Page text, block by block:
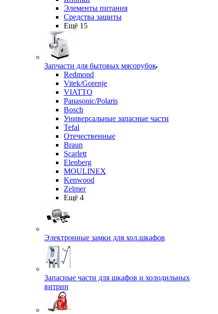
Элементы питания
Средства защиты
Ещё 15
Запчасти для бытовых мясорубок
Redmond
Vitek/Gorenje
VIATTO
Panasonic/Polaris
Bosch
Универсальные запасные части
Tefal
Отечественные
Braun
Scarlett
Elenberg
MOULINEX
Kenwood
Zelmer
Ещё 4
Электронные замки для хол.шкафов
Запасные части для шкафов и холодильных
витрин